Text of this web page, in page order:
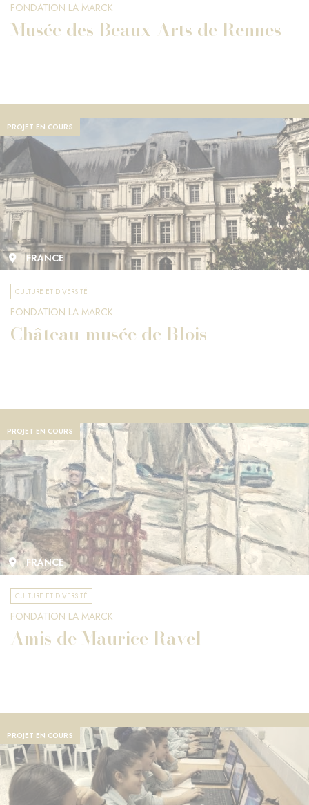
FONDATION LA MARCK
Musée des Beaux-Arts de Rennes
PROJET EN COURS
FRANCE
CULTURE ET DIVERSITÉ
FONDATION LA MARCK
Château-musée de Blois
PROJET EN COURS
FRANCE
CULTURE ET DIVERSITÉ
FONDATION LA MARCK
Amis de Maurice Ravel
PROJET EN COURS